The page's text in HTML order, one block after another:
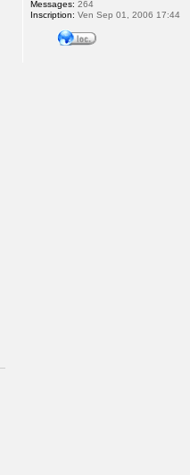
Messages: 264
Inscription: Ven Sep 01, 2006 17:44